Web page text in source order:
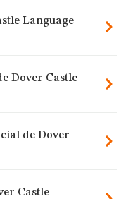
Language
Dover Castle
de Dover
Castle